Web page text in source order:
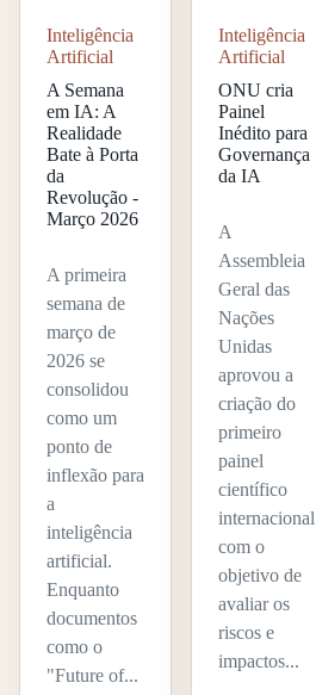
Inteligência
Artificial
A Semana
em IA: A
Realidade
Bate à Porta
da
Revolução -
Março 2026
A primeira
semana de
março de
2026 se
consolidou
como um
ponto de
inflexão para
a
inteligência
artificial.
Enquanto
documentos
como o
"Future of...
Inteligência
Artificial
ONU cria
Painel
Inédito para
Governança
da IA
A
Assembleia
Geral das
Nações
Unidas
aprovou a
criação do
primeiro
painel
científico
internacional
com o
objetivo de
avaliar os
riscos e
impactos...